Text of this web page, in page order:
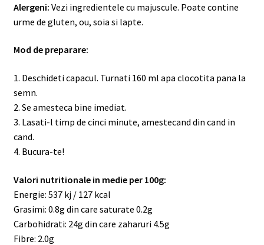
Alergeni: Vezi ingredientele cu majuscule. Poate contine
urme de gluten, ou, soia si lapte.
Mod de preparare:
1. Deschideti capacul. Turnati 160 ml apa clocotita pana la
semn.
2. Se amesteca bine imediat.
3. Lasati-l timp de cinci minute, amestecand din cand in
cand.
4. Bucura-te!
Valori nutritionale in medie per 100g:
Energie: 537 kj / 127 kcal
Grasimi: 0.8g din care saturate 0.2g
Carbohidrati: 24g din care zaharuri 4.5g
Fibre: 2.0g